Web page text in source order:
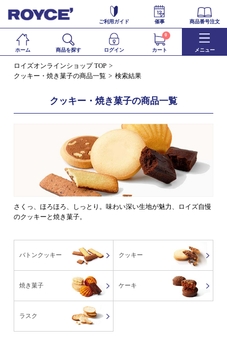
ご利用ガイド 催事 商品番号注文
ホーム 商品を探す ログイン カート
0
メニュー
ロイズオンラインショップ TOP
クッキー・焼き菓子の商品一覧
検索結果
クッキー・焼き菓子の商品一覧
さくっ、ほろほろ、しっとり。味わい深い生地が魅力、ロイズ自慢
のクッキーと焼き菓子。
バトンクッキー クッキー
焼き菓子 ケーキ
ラスク